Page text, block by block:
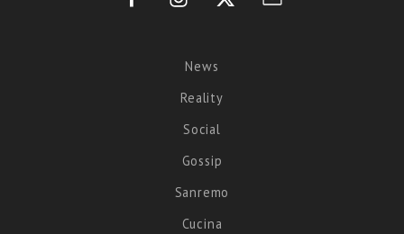
News
Reality
Social
Gossip
Sanremo
Cucina